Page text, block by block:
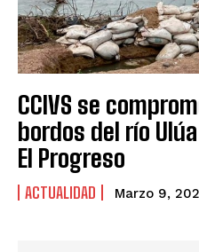
CCIVS se
bordos del río
El Progreso
ACTUALIDAD Marzo 9,